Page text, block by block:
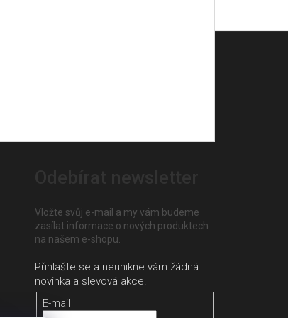
Vložte svůj e-mail a my vám budeme
zasílat informace o nových produktech
na našem e-shopu.
E-mail